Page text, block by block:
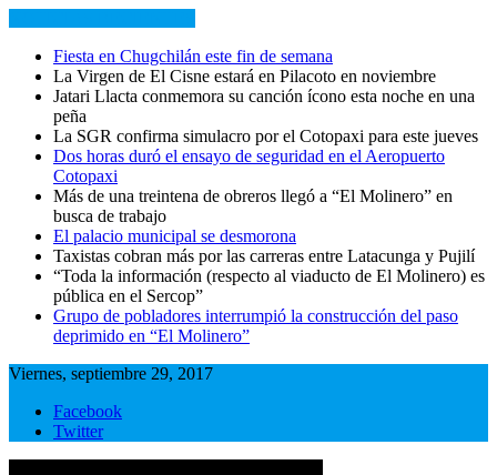
Fiesta en Chugchilán este fin de semana
La Virgen de El Cisne estará en Pilacoto en noviembre
Jatari Llacta conmemora su canción ícono esta noche en una
peña
La SGR confirma simulacro por el Cotopaxi para este jueves
Dos horas duró el ensayo de seguridad en el Aeropuerto
Cotopaxi
Más de una treintena de obreros llegó a “El Molinero” en
busca de trabajo
El palacio municipal se desmorona
Taxistas cobran más por las carreras entre Latacunga y Pujilí
“Toda la información (respecto al viaducto de El Molinero) es
pública en el Sercop”
Grupo de pobladores interrumpió la construcción del paso
deprimido en “El Molinero”
Viernes, septiembre 29, 2017
Facebook
Twitter